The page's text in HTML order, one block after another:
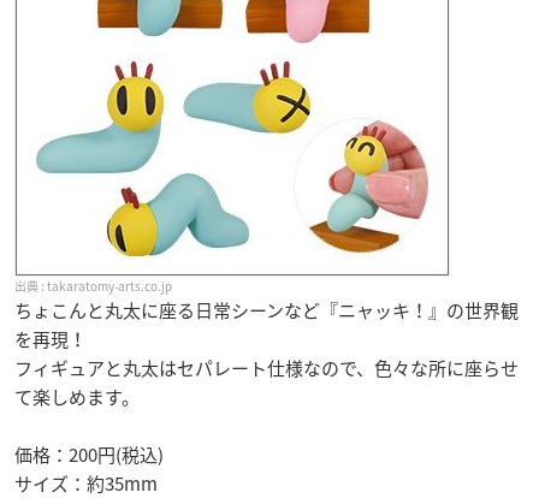
takaratomy-arts.co.jp
ちょこんと丸太に座る日常シーンなど『ニャッキ！』の世界観
を再現！
フィギュアと丸太はセパレート仕様なので、色々な所に座らせ
て楽しめます。
価格：200円(税込)
サイズ：約35mm